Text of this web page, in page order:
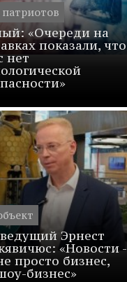
«Очереди на
показали, что
нет
Эрнест
«Новости -
просто бизнес,
бизнес»